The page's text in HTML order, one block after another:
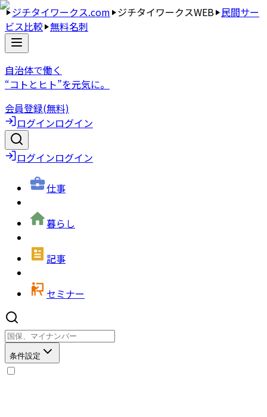
ジチタイワークス.com ジチタイワークスWEB 民間サー
ビス比較 無料名刺
自治体で働く
“コトとヒト”を元気に。
会員登録(無料)
ログインログイン
ログインログイン
仕事
暮らし
記事
セミナー
条件設定